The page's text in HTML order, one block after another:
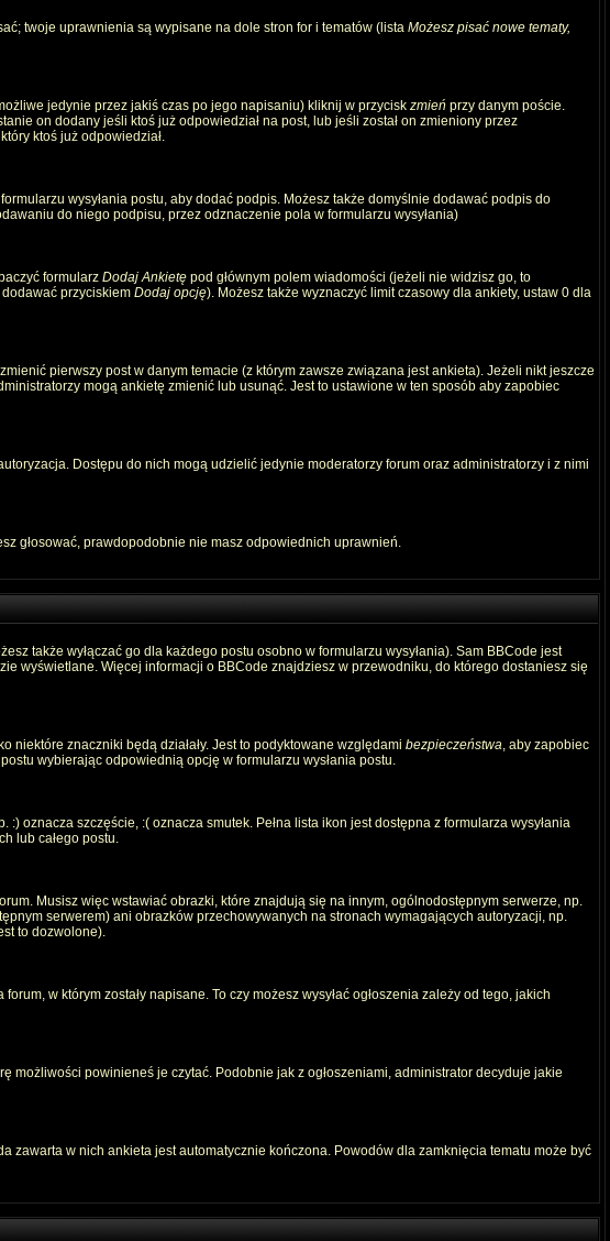
twoje uprawnienia są wypisane na dole stron for i tematów (lista Możesz pisać nowe tematy,
jedynie przez jakiś czas po jego napisaniu) kliknij w przycisk zmień przy danym poście.
on dodany jeśli ktoś już odpowiedział na post, lub jeśli został on zmieniony przez
ktoś już odpowiedział.
wysyłania postu, aby dodać podpis. Możesz także domyślnie dodawać podpis do
do niego podpisu, przez odznaczenie pola w formularzu wysyłania)
formularz Dodaj Ankietę pod głównym polem wiadomości (jeżeli nie widzisz go, to
przyciskiem Dodaj opcję). Możesz także wyznaczyć limit czasowy dla ankiety, ustaw 0 dla
pierwszy post w danym temacie (z którym zawsze związana jest ankieta). Jeżeli nikt jeszcze
mogą ankietę zmienić lub usunąć. Jest to ustawione w ten sposób aby zapobiec
Dostępu do nich mogą udzielić jedynie moderatorzy forum oraz administratorzy i z nimi
głosować, prawdopodobnie nie masz odpowiednich uprawnień.
także wyłączać go dla każdego postu osobno w formularzu wysyłania). Sam BBCode jest
wyświetlane. Więcej informacji o BBCode znajdziesz w przewodniku, do którego dostaniesz się
znaczniki będą działały. Jest to podyktowane względami bezpieczeństwa, aby zapobiec
wybierając odpowiednią opcję w formularzu wysłania postu.
oznacza szczęście, :( oznacza smutek. Pełna lista ikon jest dostępna z formularza wysyłania
lub całego postu.
Musisz więc wstawiać obrazki, które znajdują się na innym, ogólnodostępnym serwerze, np.
serwerem) ani obrazków przechowywanych na stronach wymagających autoryzacji, np.
to dozwolone).
w którym zostały napisane. To czy możesz wysyłać ogłoszenia zależy od tego, jakich
powinieneś je czytać. Podobnie jak z ogłoszeniami, administrator decyduje jakie
w nich ankieta jest automatycznie kończona. Powodów dla zamknięcia tematu może być